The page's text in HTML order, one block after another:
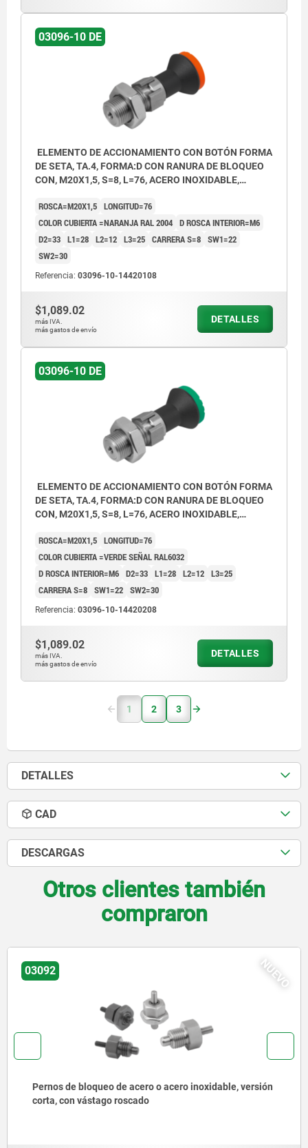
03096-10 DE
ELEMENTO DE ACCIONAMIENTO CON BOTÓN FORMA
DE SETA, TA.4, FORMA:D CON RANURA DE BLOQUEO
CON, M20X1,5, S=8, L=76, ACERO INOXIDABLE,
CUBIERTA:NARANJA RAL 2004
ROSCA=M20X1,5 LONGITUD=76
COLOR CUBIERTA =NARANJA RAL 2004 D ROSCA INTERIOR=M6
D2=33 L1=28 L2=12 L3=25 CARRERA S=8 SW1=22
SW2=30
Referencia: 03096-10-14420108
$1,089.02
más IVA.
más gastos de envío
DETALLES
03096-10 DE
ELEMENTO DE ACCIONAMIENTO CON BOTÓN FORMA
DE SETA, TA.4, FORMA:D CON RANURA DE BLOQUEO
CON, M20X1,5, S=8, L=76, ACERO INOXIDABLE,
CUBIERTA:VERDE RAL6032
ROSCA=M20X1,5 LONGITUD=76
COLOR CUBIERTA =VERDE SEÑAL RAL6032
D ROSCA INTERIOR=M6 D2=33 L1=28 L2=12 L3=25
CARRERA S=8 SW1=22 SW2=30
Referencia: 03096-10-14420208
$1,089.02
más IVA.
más gastos de envío
DETALLES
1 2 3
DETALLES
CAD
DESCARGAS
Otros clientes también
compraron
03096
Pernos de bloqueo de acero o acero inoxidable sin
collar con anilla de tracción de acero inoxidable